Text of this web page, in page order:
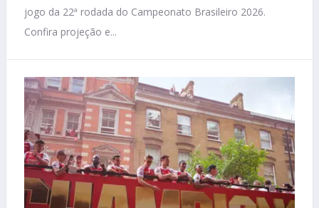
jogo da 22ª rodada do Campeonato Brasileiro 2026.
Confira projeção e...